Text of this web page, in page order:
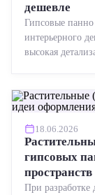
дешевле
Гипсовые панно
интерьерного
высокая
18.06.2026
гипсовых
пространств
При разработке